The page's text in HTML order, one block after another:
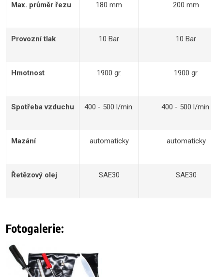
Max. průměr řezu 180 mm 200 mm
Provozní tlak 10 Bar 10 Bar
Hmotnost 1900 gr. 1900 gr.
Spotřeba vzduchu 400 - 500 l/min. 400 - 500 l/min.
Mazání automaticky automaticky
Řetězový olej SAE30 SAE30
Fotogalerie: